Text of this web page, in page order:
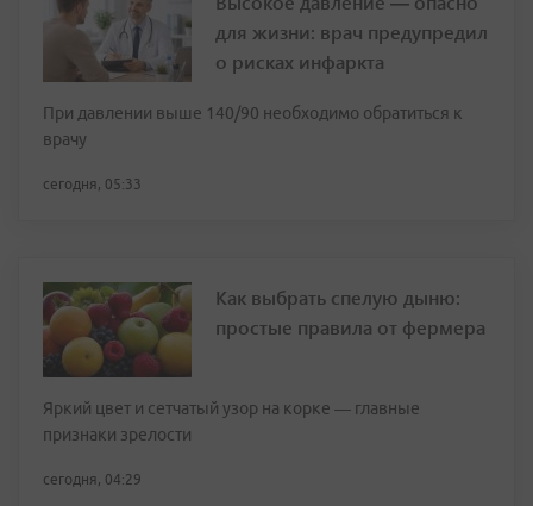
для жизни: врач предупредил
о рисках инфаркта
При давлении выше 140/90 необходимо обратиться к
врачу
сегодня, 05:33
Как выбрать спелую дыню:
простые правила от фермера
Яркий цвет и сетчатый узор на корке — главные
признаки зрелости
сегодня, 04:29